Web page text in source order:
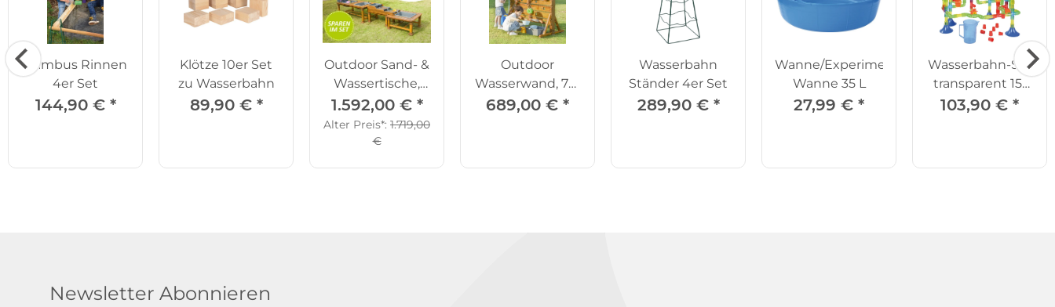
Bambus Rinnen
4er Set
144,90 € *
Klötze 10er Set
zu Wasserbahn
89,90 € *
Outdoor Sand- &
Wassertische,
3er-Set
1.592,00 € *
Alter Preis*: 1.719,00
€
Outdoor
Wasserwand, 76-
tlg.
689,00 € *
Wasserbahn
Ständer 4er Set
289,90 € *
Wanne/Experimente
Wanne 35 L
27,99 € *
Wasserbahn-Set
transparent 151
Teile
103,90 € *
Newsletter Abonnieren